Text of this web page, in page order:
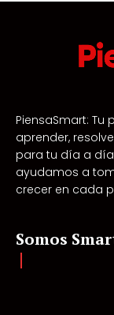
PiensaSmart:
aprender,
para tu día a
ayudamos a
crecer en cada
Somos